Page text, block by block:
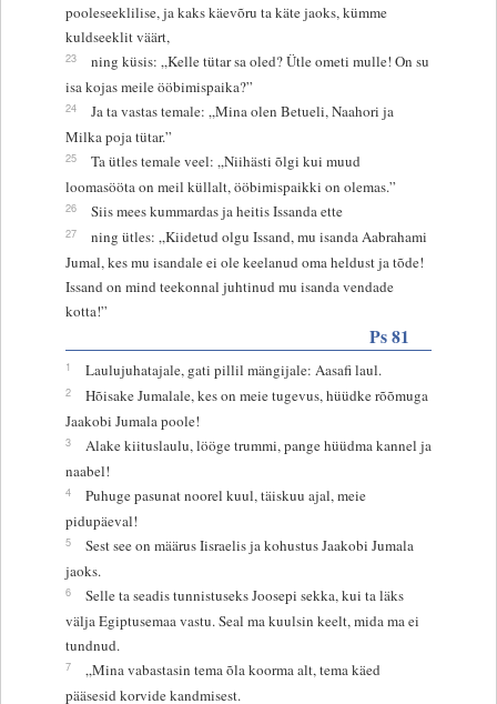
pooleseeklilise, ja kaks käevõru ta käte jaoks, kümme
kuldseeklit väärt,
23
ning küsis: „Kelle tütar sa oled? Ütle ometi mulle! On su
isa kojas meile ööbimispaika?”
24
Ja ta vastas temale: „Mina olen Betueli, Naahori ja
Milka poja tütar.”
25
Ta ütles temale veel: „Niihästi õlgi kui muud
loomasööta on meil küllalt, ööbimispaikki on olemas.”
26 Siis mees kummardas ja heitis Issanda ette
27
ning ütles: „Kiidetud olgu Issand, mu isanda Aabrahami
Jumal, kes mu isandale ei ole keelanud oma heldust ja tõde!
Issand on mind teekonnal juhtinud mu isanda vendade
kotta!”
Ps 81
1 Laulujuhatajale, gati pillil mängijale: Aasafi laul.
2
Hõisake Jumalale, kes on meie tugevus, hüüdke rõõmuga
Jaakobi Jumala poole!
3
Alake kiituslaulu, lööge trummi, pange hüüdma kannel ja
naabel!
4
Puhuge pasunat noorel kuul, täiskuu ajal, meie
pidupäeval!
5
Sest see on määrus Iisraelis ja kohustus Jaakobi Jumala
jaoks.
6
Selle ta seadis tunnistuseks Joosepi sekka, kui ta läks
välja Egiptusemaa vastu. Seal ma kuulsin keelt, mida ma ei
tundnud.
7
„Mina vabastasin tema õla koorma alt, tema käed
pääsesid korvide kandmisest.